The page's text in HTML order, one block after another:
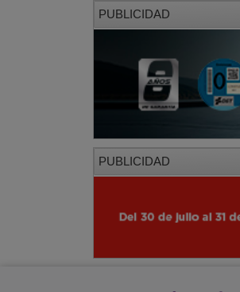
PUBLICIDAD
PUBLICIDAD